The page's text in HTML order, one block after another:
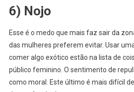
6) Nojo
Esse é o medo que mais faz sair da
das mulheres preferem evitar. Usar
comer algo exótico estão na lista de
público feminino. O sentimento de
como moral. Este último é mais difícil